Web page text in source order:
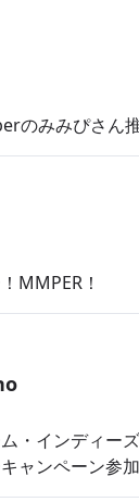
のみみぴさん
MMPER！
・インディー
ャンペーン参加